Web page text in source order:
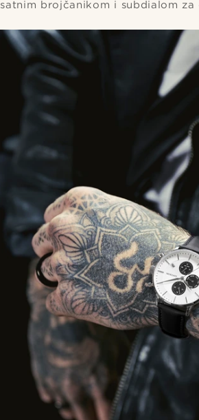
brojčanikom i subdialom